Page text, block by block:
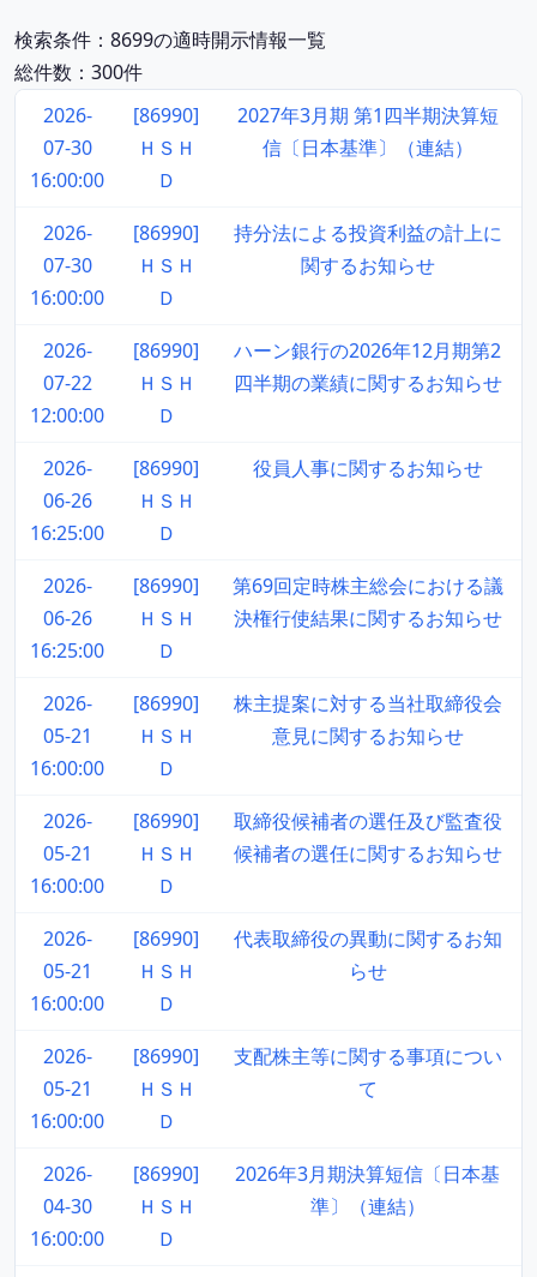
検索条件：8699の適時開示情報一覧
総件数：300件
2026-
07-30
16:00:00
[86990]
ＨＳＨ
Ｄ
2027年3月期 第1四半期決算短
信〔日本基準〕（連結）
2026-
07-30
16:00:00
[86990]
ＨＳＨ
Ｄ
持分法による投資利益の計上に
関するお知らせ
2026-
07-22
12:00:00
[86990]
ＨＳＨ
Ｄ
ハーン銀行の2026年12月期第2
四半期の業績に関するお知らせ
2026-
06-26
16:25:00
[86990]
ＨＳＨ
Ｄ
役員人事に関するお知らせ
2026-
06-26
16:25:00
[86990]
ＨＳＨ
Ｄ
第69回定時株主総会における議
決権行使結果に関するお知らせ
2026-
05-21
16:00:00
[86990]
ＨＳＨ
Ｄ
株主提案に対する当社取締役会
意見に関するお知らせ
2026-
05-21
16:00:00
[86990]
ＨＳＨ
Ｄ
取締役候補者の選任及び監査役
候補者の選任に関するお知らせ
2026-
05-21
16:00:00
[86990]
ＨＳＨ
Ｄ
代表取締役の異動に関するお知
らせ
2026-
05-21
16:00:00
[86990]
ＨＳＨ
Ｄ
支配株主等に関する事項につい
て
2026-
04-30
16:00:00
[86990]
ＨＳＨ
Ｄ
2026年3月期決算短信〔日本基
準〕（連結）